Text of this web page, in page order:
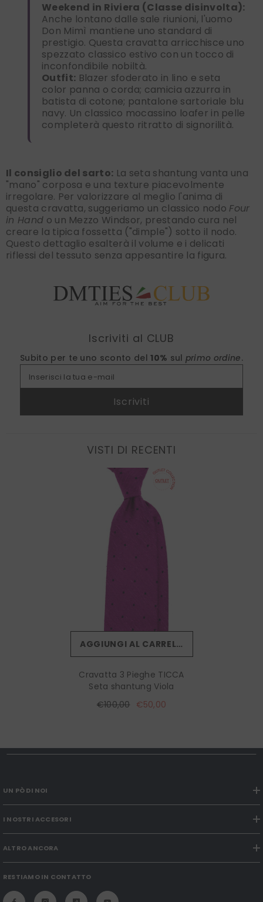
Weekend in Riviera (Classe disinvolta):
Anche lontano dalle sale riunioni, l'uomo
Don Mimì mantiene uno standard di
prestigio. Questa cravatta arricchisce uno
spezzato classico estivo con un tocco di
inconfondibile nobiltà.
Outfit: Blazer sfoderato in lino e seta
color panna o corda; camicia azzurra in
batista di cotone; pantalone sartoriale blu
navy. Un classico mocassino loafer in pelle
completerà questo ritratto di signorilità.
Il consiglio del sarto: La seta shantung vanta una
"mano" corposa e una texture piacevolmente
irregolare. Per valorizzare al meglio l'anima di
questa cravatta, suggeriamo un classico nodo Four
in Hand o un Mezzo Windsor, prestando cura nel
creare la tipica fossetta ("dimple") sotto il nodo.
Questo dettaglio esalterà il volume e i delicati
riflessi del tessuto senza appesantire la figura.
Iscriviti al CLUB
Subito per te uno sconto del 10% sul primo ordine.
Inserisci la tua e-mail
Iscriviti
VISTI DI RECENTI
AGGIUNGI AL CARRELLO
Cravatta 3 Pieghe TICCA
Seta shantung Viola
€100,00 €50,00
UN PÒ DI NOI
I NOSTRI ACCESORI
ALTRO ANCORA
RESTIAMO IN CONTATTO